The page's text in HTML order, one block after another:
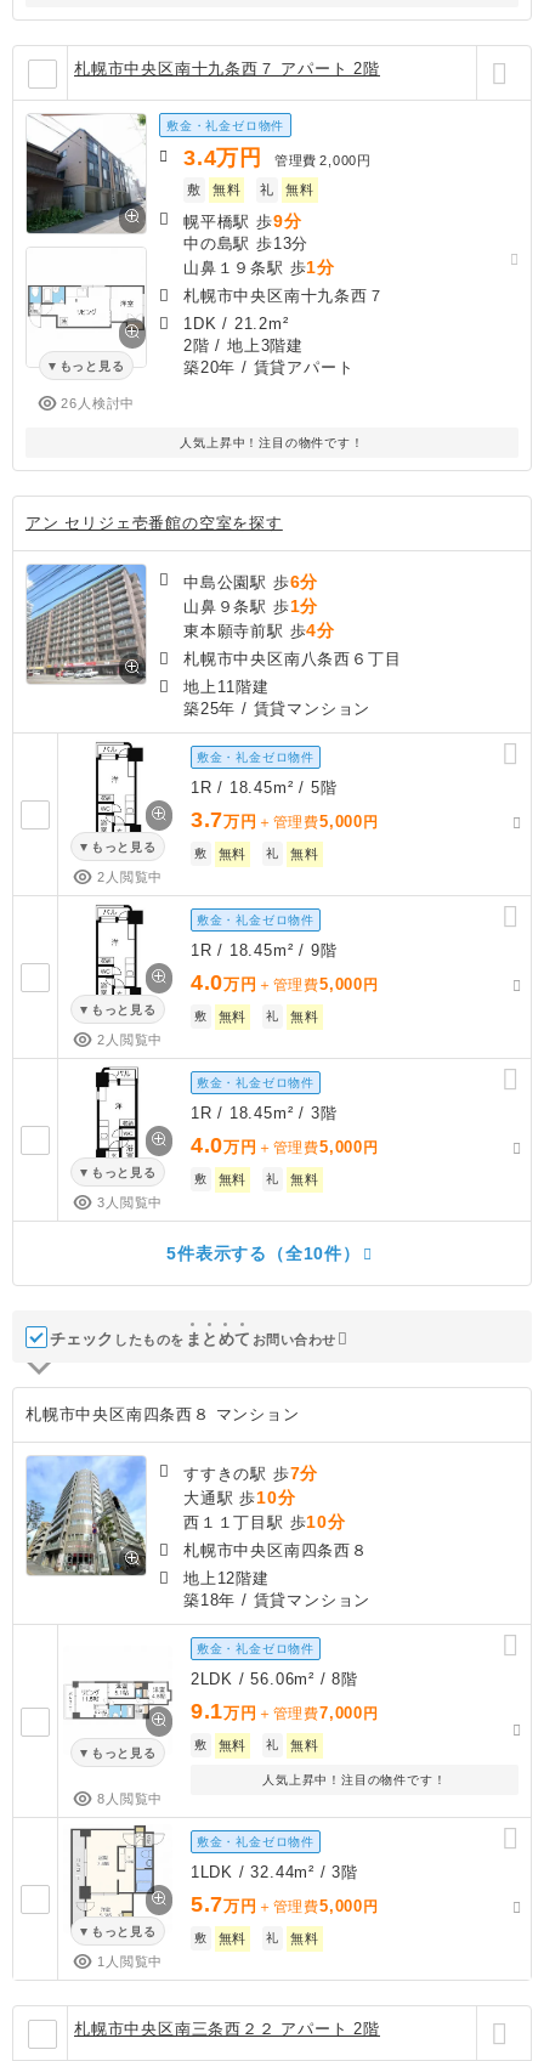
札幌市中央区南十九条西７ アパート 2階
もっと見る
26人検討中
敷金・礼金ゼロ物件
3.4万円 管理費 2,000円
敷
無料 礼 無料
幌平橋駅 歩9分
中の島駅 歩13分
山鼻１９条駅 歩1分
札幌市中央区南十九条西７
1DK / 21.2m²
2階 / 地上3階建
築20年 / 賃貸アパート
人気上昇中！注目の物件です！
アン セリジェ壱番館の空室を探す
中島公園駅 歩6分
山鼻９条駅 歩1分
東本願寺前駅 歩4分
札幌市中央区南八条西６丁目
地上11階建
築25年 / 賃貸マンション
もっと見る
2人閲覧中
敷金・礼金ゼロ物件
1R / 18.45m² / 5階
3.7万円 ＋管理費5,000 円
敷 無料 礼 無料
もっと見る
2人閲覧中
敷金・礼金ゼロ物件
1R / 18.45m² / 9階
4.0万円 ＋管理費5,000 円
敷 無料 礼 無料
もっと見る
3人閲覧中
敷金・礼金ゼロ物件
1R / 18.45m² / 3階
4.0万円 ＋管理費5,000 円
敷 無料 礼 無料
5件表示する（全10件）
チェック したものを ま と めて お問い合わせ
札幌市中央区南四条西８ マンション
すすきの駅 歩7分
大通駅 歩10分
西１１丁目駅 歩10分
札幌市中央区南四条西８
地上12階建
築18年 / 賃貸マンション
もっと見る
8人閲覧中
敷金・礼金ゼロ物件
2LDK / 56.06m² / 8階
9.1万円 ＋管理費7,000 円
敷 無料 礼 無料
人気上昇中！注目の物件です！
もっと見る
1人閲覧中
敷金・礼金ゼロ物件
1LDK / 32.44m² / 3階
5.7万円 ＋管理費5,000 円
敷 無料 礼 無料
札幌市中央区南三条西２２ アパート 2階